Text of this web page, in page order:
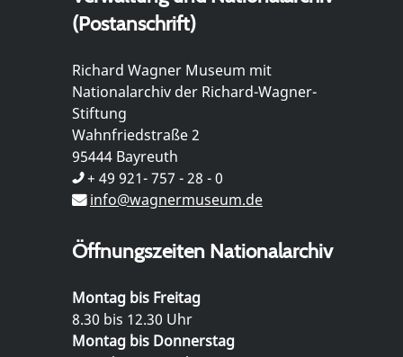
(Postanschrift)
Richard Wagner Museum mit
Nationalarchiv der Richard-Wagner-
Stiftung
Wahnfriedstraße 2
95444 Bayreuth
+ 49 921- 757 - 28 - 0
info@wagnermuseum.de
Öffnungszeiten Nationalarchiv
Montag bis Freitag
8.30 bis 12.30 Uhr
Montag bis Donnerstag